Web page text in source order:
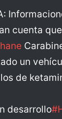
cuenta
un
de
desarrollo